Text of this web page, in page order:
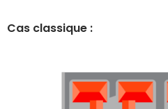
Cas classique :